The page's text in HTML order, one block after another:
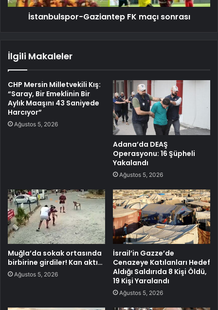
İstanbulspor-Gaziantep FK maçı sonrası
İlgili Makaleler
CHP Mersin Milletvekili Kış:
“Saray, Bir Emeklinin Bir
Aylık Maaşını 43 Saniyede
Harcıyor”
Ağustos 5, 2026
Adana’da DEAŞ
Operasyonu: 16 Şüpheli
Yakalandı
Ağustos 5, 2026
Muğla’da sokak ortasında
birbirine girdiler! Kan aktı…
Ağustos 5, 2026
İsrail’in Gazze’de
Cenazeye Katılanları Hedef
Aldığı Saldırıda 8 Kişi Öldü,
19 Kişi Yaralandı
Ağustos 5, 2026